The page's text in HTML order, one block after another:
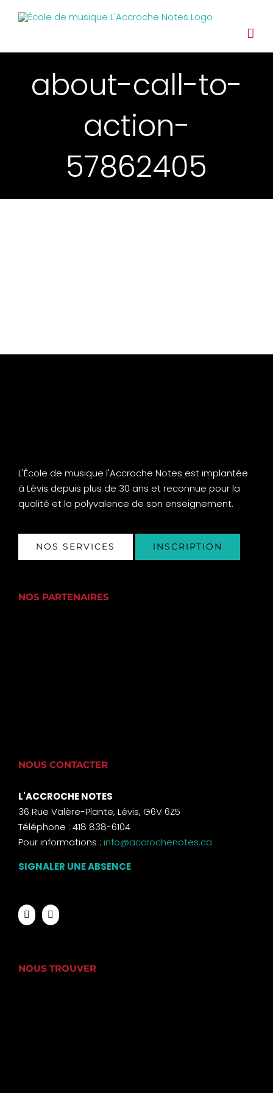
about-call-to-
action-
57862405
L'École de musique l'Accroche Notes est implantée
à Lévis depuis plus de 30 ans et reconnue pour la
qualité et la polyvalence de son enseignement.
NOS SERVICES INSCRIPTION
NOS PARTENAIRES
NOUS CONTACTER
L'ACCROCHE NOTES
36 Rue Valère-Plante, Lévis, G6V 6Z5
Téléphone : 418 838-6104
Pour informations : info@accrochenotes.ca
SIGNALER UNE ABSENCE
NOUS TROUVER